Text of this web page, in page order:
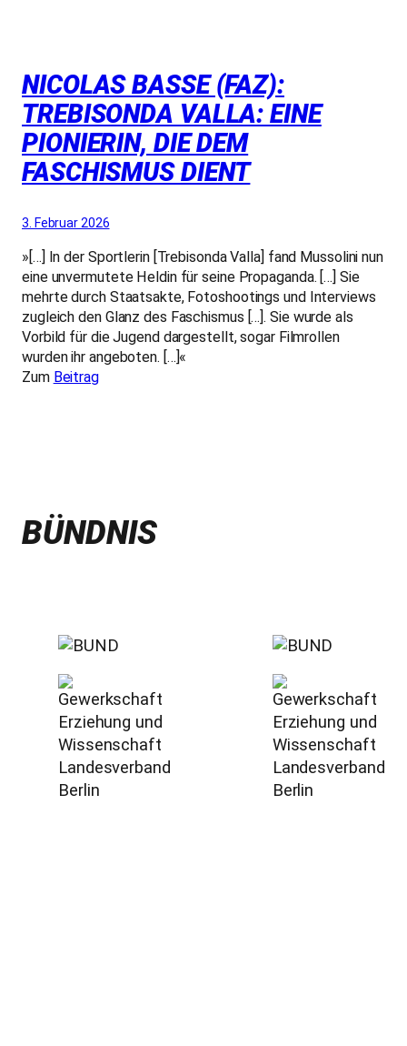
NICOLAS BASSE (FAZ):
TREBISONDA VALLA: EINE
PIONIERIN, DIE DEM
FASCHISMUS DIENT
3. Februar 2026
»[…] In der Sportlerin [Trebisonda Valla] fand Mussolini nun
eine unvermutete Heldin für seine Propaganda. […] Sie
mehrte durch Staatsakte, Fotoshootings und Interviews
zugleich den Glanz des Faschismus […]. Sie wurde als
Vorbild für die Jugend dargestellt, sogar Filmrollen
wurden ihr angeboten. […]«
Zum Beitrag
BÜNDNIS